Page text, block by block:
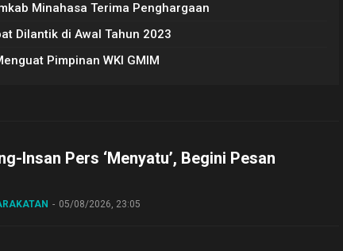
Minahasa Terima Penghargaan
Dilantik di Awal Tahun 2023
Pimpinan WKI GMIM
Insan Pers ‘Menyatu’, Begini Pesan
05/08/2026, 23:05